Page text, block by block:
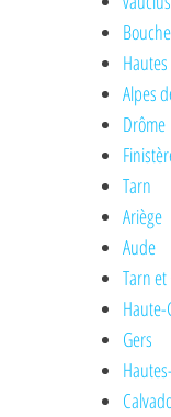
Alpes
Drôme
Tarn
Ariège
Aude
Tarn
Gers